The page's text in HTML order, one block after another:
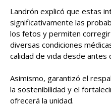
Landrón explicó que estas
significativamente las
los fetos y permiten
diversas condiciones
calidad de vida desde antes
Asimismo, garantizó el
la sostenibilidad y el
ofrecerá la unidad.